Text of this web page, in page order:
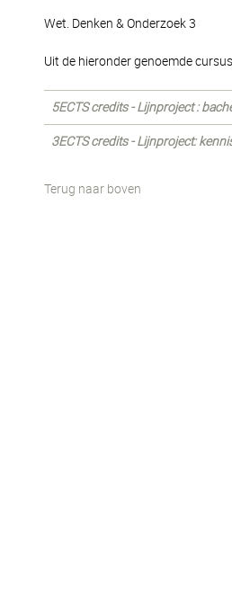
Wet. Denken & Onderzoek 3
Uit de hieronder genoemde
5ECTS credits - Lijnproject :
3ECTS credits - Lijnproject:
Terug naar boven